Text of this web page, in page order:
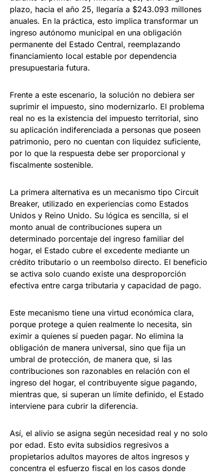
plazo, hacia el año 25, llegaría a $243.093 millones
anuales. En la práctica, esto implica transformar un
ingreso autónomo municipal en una obligación
permanente del Estado Central, reemplazando
financiamiento local estable por dependencia
presupuestaria futura.
Frente a este escenario, la solución no debiera ser
suprimir el impuesto, sino modernizarlo. El problema
real no es la existencia del impuesto territorial, sino
su aplicación indiferenciada a personas que poseen
patrimonio, pero no cuentan con liquidez suficiente,
por lo que la respuesta debe ser proporcional y
fiscalmente sostenible.
La primera alternativa es un mecanismo tipo Circuit
Breaker, utilizado en experiencias como Estados
Unidos y Reino Unido. Su lógica es sencilla, si el
monto anual de contribuciones supera un
determinado porcentaje del ingreso familiar del
hogar, el Estado cubre el excedente mediante un
crédito tributario o un reembolso directo. El beneficio
se activa solo cuando existe una desproporción
efectiva entre carga tributaria y capacidad de pago.
Este mecanismo tiene una virtud económica clara,
porque protege a quien realmente lo necesita, sin
eximir a quienes sí pueden pagar. No elimina la
obligación de manera universal, sino que fija un
umbral de protección, de manera que, si las
contribuciones son razonables en relación con el
ingreso del hogar, el contribuyente sigue pagando,
mientras que, si superan un límite definido, el Estado
interviene para cubrir la diferencia.
Así, el alivio se asigna según necesidad real y no solo
por edad. Esto evita subsidios regresivos a
propietarios adultos mayores de altos ingresos y
concentra el esfuerzo fiscal en los casos donde